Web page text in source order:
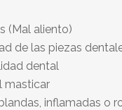
(Mal aliento)
de las piezas
dental
masticar
inflamadas o